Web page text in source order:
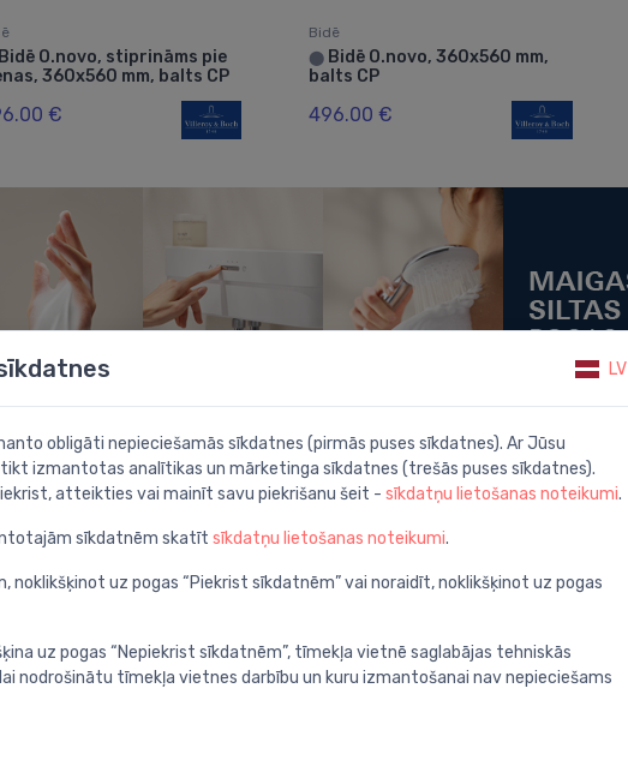
Bidē O.novo, stiprināms pie
360x560 mm, balts CP
€
Bidē
⬤ Bidē O.novo, 360x560 mm,
balts CP
496.00 €
LV
obligāti nepieciešamās sīkdatnes (pirmās puses sīkdatnes). Ar Jūsu
izmantotas analītikas un mārketinga sīkdatnes (trešās puses sīkdatnes).
atteikties vai mainīt savu piekrišanu šeit - sīkdatņu lietošanas noteikumi.
sīkdatnēm skatīt sīkdatņu lietošanas noteikumi.
uz pogas “Piekrist sīkdatnēm” vai noraidīt, noklikšķinot uz pogas
uz pogas “Nepiekrist sīkdatnēm”, tīmekļa vietnē saglabājas tehniskās
nodrošinātu tīmekļa vietnes darbību un kuru izmantošanai nav nepieciešams